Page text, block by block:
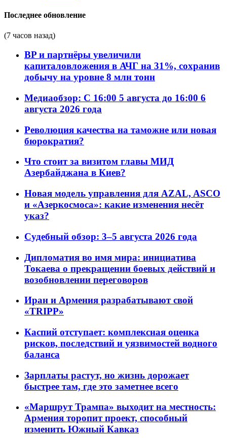
Последнее обновление
(7 часов назад)
BP и партнёры увеличили
капиталовложения в АЧГ на 31%, сохранив
добычу на уровне 8 млн тонн
Медиаобзор: С 16:00 5 августа до 16:00 6
августа 2026 года
Революция качества на таможне или новая
бюрократия?
Что стоит за визитом главы МИД
Азербайджана в Киев?
Новая модель управления для AZAL, ASCO
и «Азеркосмоса»: какие изменения несёт
указ?
Судебный обзор: 3–5 августа 2026 года
Дипломатия во имя мира: инициатива
Токаева о прекращении боевых действий и
возобновлении переговоров
Иран и Армения разрабатывают свой
«TRIPP»
Каспий отступает: комплексная оценка
рисков, последствий и уязвимостей водного
баланса
Зарплаты растут, но жизнь дорожает
быстрее там, где это заметнее всего
«Маршрут Трампа» выходит на местность:
Армения торопит проект, способный
изменить Южный Кавказ